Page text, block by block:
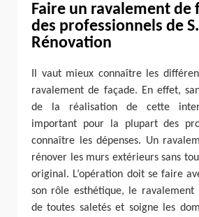
Faire un ravalement de
des professionnels de
Rénovation
Il vaut mieux connaître les
ravalement de façade. En effet,
de la réalisation de cette
important pour la plupart des
connaître les dépenses. Un
rénover les murs extérieurs sans
original. L’opération doit se faire
son rôle esthétique, le ravalement
de toutes saletés et soigne les